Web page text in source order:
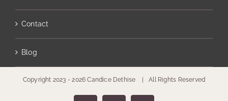
Contact
Blog
Copyright 2023 -2026 Candice Dethise | All Rights Reserved